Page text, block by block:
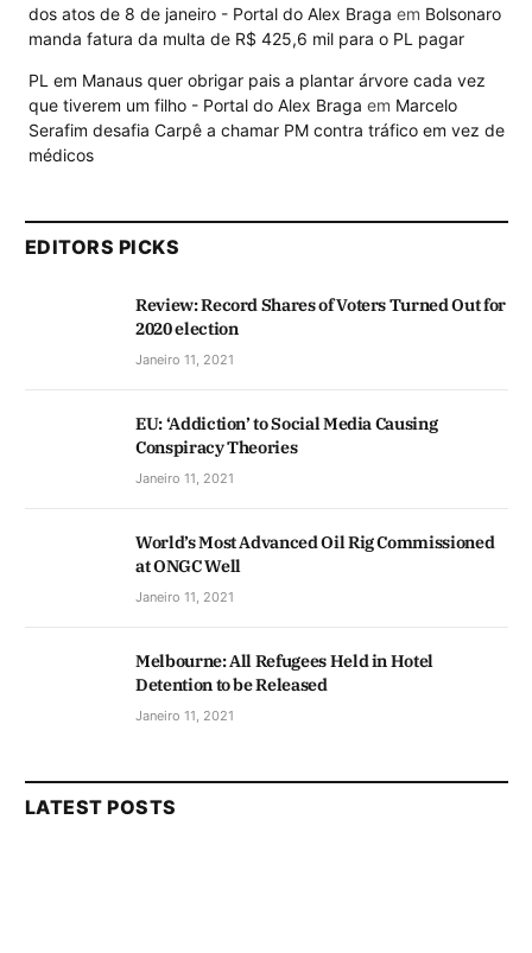
dos atos de 8 de janeiro - Portal do Alex Braga em Bolsonaro
manda fatura da multa de R$ 425,6 mil para o PL pagar
PL em Manaus quer obrigar pais a plantar árvore cada vez
que tiverem um filho - Portal do Alex Braga em Marcelo
Serafim desafia Carpê a chamar PM contra tráfico em vez de
médicos
EDITORS PICKS
Review: Record Shares of Voters Turned Out for
2020 election
Janeiro 11, 2021
EU: ‘Addiction’ to Social Media Causing
Conspiracy Theories
Janeiro 11, 2021
World’s Most Advanced Oil Rig Commissioned
at ONGC Well
Janeiro 11, 2021
Melbourne: All Refugees Held in Hotel
Detention to be Released
Janeiro 11, 2021
LATEST POSTS